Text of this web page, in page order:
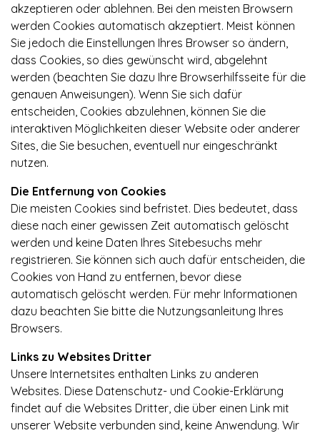
akzeptieren oder ablehnen. Bei den meisten Browsern
werden Cookies automatisch akzeptiert. Meist können
Sie jedoch die Einstellungen Ihres Browser so ändern,
dass Cookies, so dies gewünscht wird, abgelehnt
werden (beachten Sie dazu Ihre Browserhilfsseite für die
genauen Anweisungen). Wenn Sie sich dafür
entscheiden, Cookies abzulehnen, können Sie die
interaktiven Möglichkeiten dieser Website oder anderer
Sites, die Sie besuchen, eventuell nur eingeschränkt
nutzen.
Die Entfernung von Cookies
Die meisten Cookies sind befristet. Dies bedeutet, dass
diese nach einer gewissen Zeit automatisch gelöscht
werden und keine Daten Ihres Sitebesuchs mehr
registrieren. Sie können sich auch dafür entscheiden, die
Cookies von Hand zu entfernen, bevor diese
automatisch gelöscht werden. Für mehr Informationen
dazu beachten Sie bitte die Nutzungsanleitung Ihres
Browsers.
Links zu Websites Dritter
Unsere Internetsites enthalten Links zu anderen
Websites. Diese Datenschutz- und Cookie-Erklärung
findet auf die Websites Dritter, die über einen Link mit
unserer Website verbunden sind, keine Anwendung. Wir